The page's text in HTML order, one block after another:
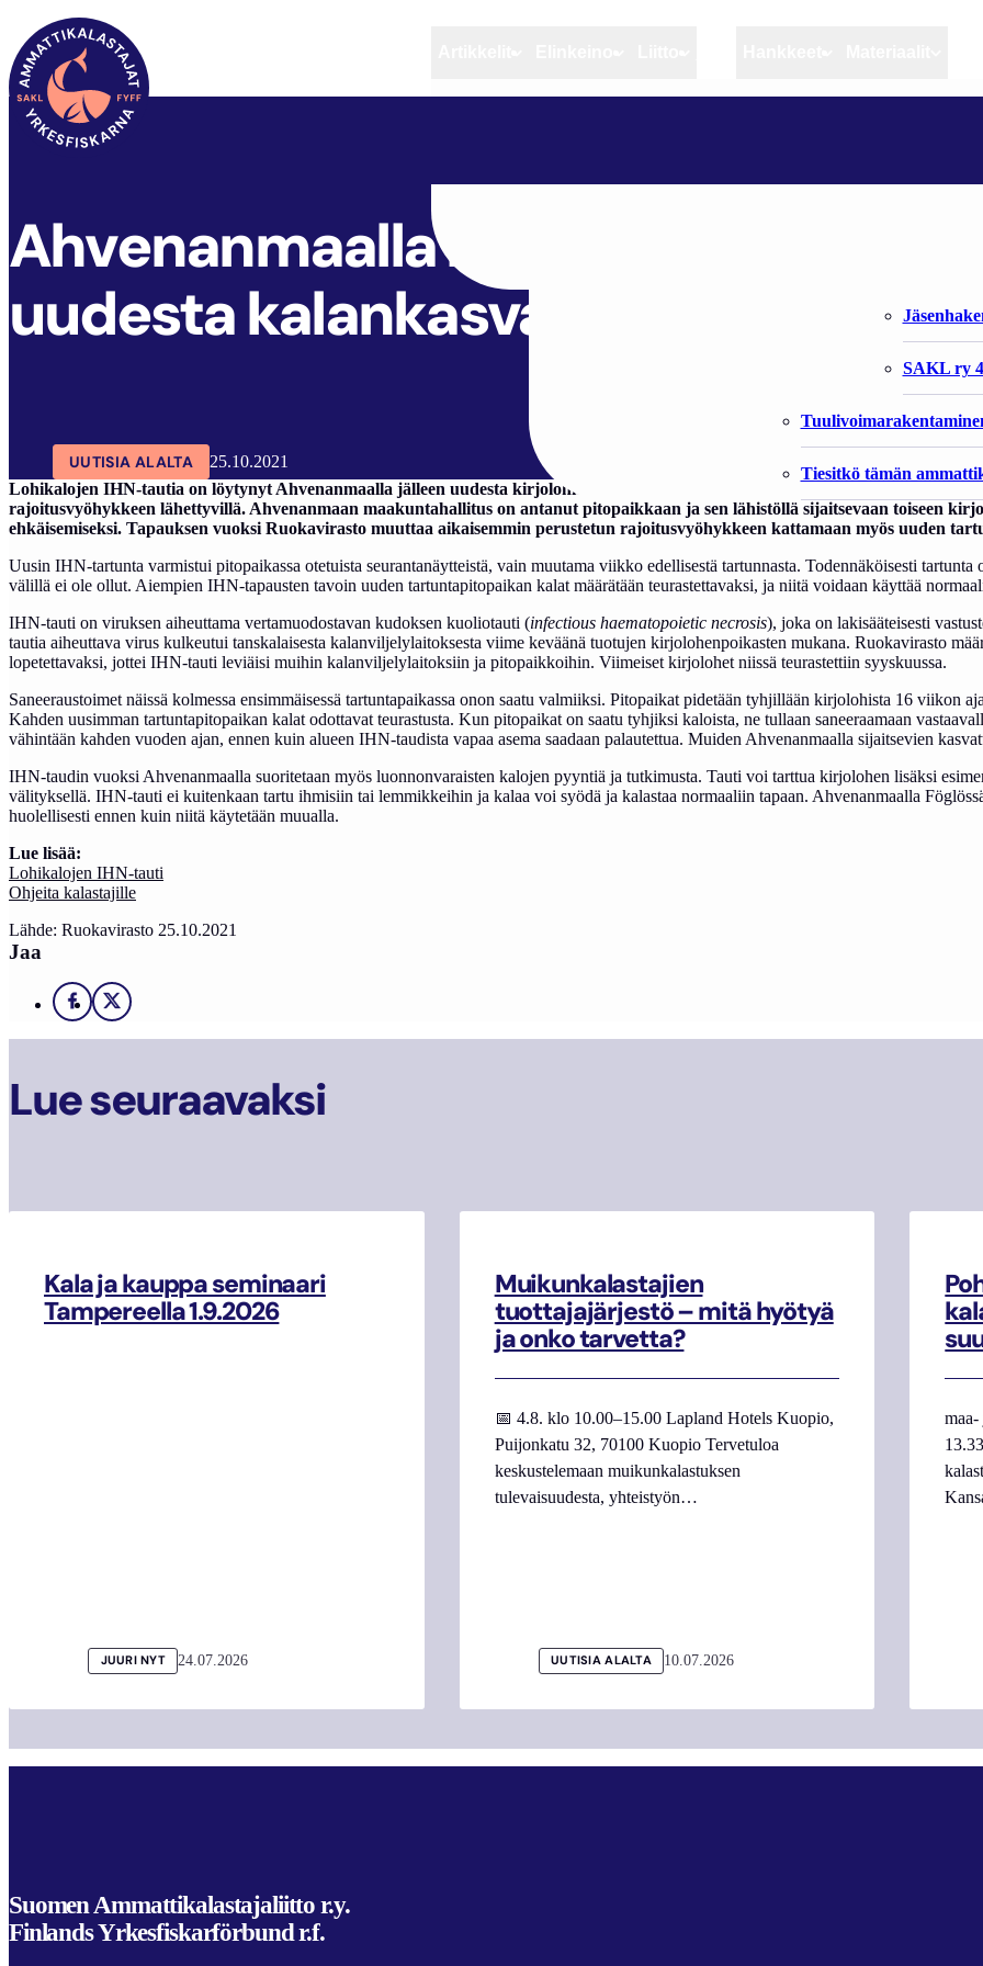
Artikkelit Elinkeino
Rannikko ja
Elinkeinokalatalouden
Kalat ja kalatalous
Vahinkoeläimet
Tiesitkö tämän
Liitto
Liiton
SAKL ry
SAKL ARTIKKELIT
Ahvenanmaalla löytyi taas IHN-
uudesta kalankasvatuslaitoksesta
UUTISIA ALALTA
25.10.2021
Lohikalojen IHN-tautia on löytynyt Ahvenanmaalla jälleen uudesta kirjolohien kasvatuspaikasta. Kyseessä on viides tartunnan
rajoitusvyöhykkeen lähettyvillä. Ahvenanmaan maakuntahallitus on antanut pitopaikkaan ja sen lähistöllä sijaitsevaan toiseen
ehkäisemiseksi. Tapauksen vuoksi Ruokavirasto muuttaa aikaisemmin perustetun rajoitusvyöhykkeen kattamaan myös uuden
Uusin IHN-tartunta varmistui pitopaikassa otetuista seurantanäytteistä, vain muutama viikko edellisestä tartunnasta. Todennäköisesti
välillä ei ole ollut. Aiempien IHN-tapausten tavoin uuden tartuntapitopaikan kalat määrätään teurastettavaksi, ja niitä voidaan käyttää
IHN-tauti on viruksen aiheuttama vertamuodostavan kudoksen kuoliotauti (infectious haematopoietic necrosis), joka on lakisääteisesti
tautia aiheuttava virus kulkeutui tanskalaisesta kalanviljelylaitoksesta viime keväänä tuotujen kirjolohenpoikasten mukana. Ruokavirasto
lopetettavaksi, jottei IHN-tauti leviäisi muihin kalanviljelylaitoksiin ja pitopaikkoihin. Viimeiset kirjolohet niissä teurastettiin syyskuussa.
Saneeraustoimet näissä kolmessa ensimmäisessä tartuntapaikassa onon saatu valmiiksi. Pitopaikat pidetään tyhjillään kirjolohista 16 viikon
Kahden uusimman tartuntapitopaikan kalat odottavat teurastusta. Kun pitopaikat on saatu tyhjiksi kaloista, ne tullaan saneeraamaan
vähintään kahden vuoden ajan, ennen kuin alueen IHN-taudista vapaa asema saadaan palautettua. Muiden Ahvenanmaalla sijaitsevien
IHN-taudin vuoksi Ahvenanmaalla suoritetaan myös luonnonvaraisten kalojen pyyntiä ja tutkimusta. Tauti voi tarttua kirjolohen lisäksi
välityksellä. IHN-tauti ei kuitenkaan tartu ihmisiin tai lemmikkeihin ja kalaa voi syödä ja kalastaa normaaliin tapaan. Ahvenanmaalla
huolellisesti ennen kuin niitä käytetään muualla.
Lue lisää:
Lohikalojen IHN-tauti
Ohjeita kalastajille
Lähde: Ruokavirasto 25.10.2021
Jaa
Facebook
X
Lue seuraavaksi
Kala ja kauppa seminaari
Tampereella 1.9.2026
JUURI NYT 24.07.2026
Muikunkalastajien
tuottajajärjestö – mitä hyötyä
ja onko tarvetta?
📅 4.8. klo 10.00–15.00 Lapland Hotels Kuopio,
Puijonkatu 32, 70100 Kuopio Tervetuloa
keskustelemaan muikunkalastuksen
tulevaisuudesta, yhteistyön…
UUTISIA ALALTA 10.07.2026
Suomen Ammattikalastajaliitto r.y.
Finlands Yrkesfiskarförbund r.f.